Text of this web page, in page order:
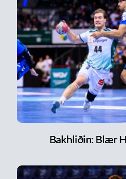
Bakhliðin: Blær